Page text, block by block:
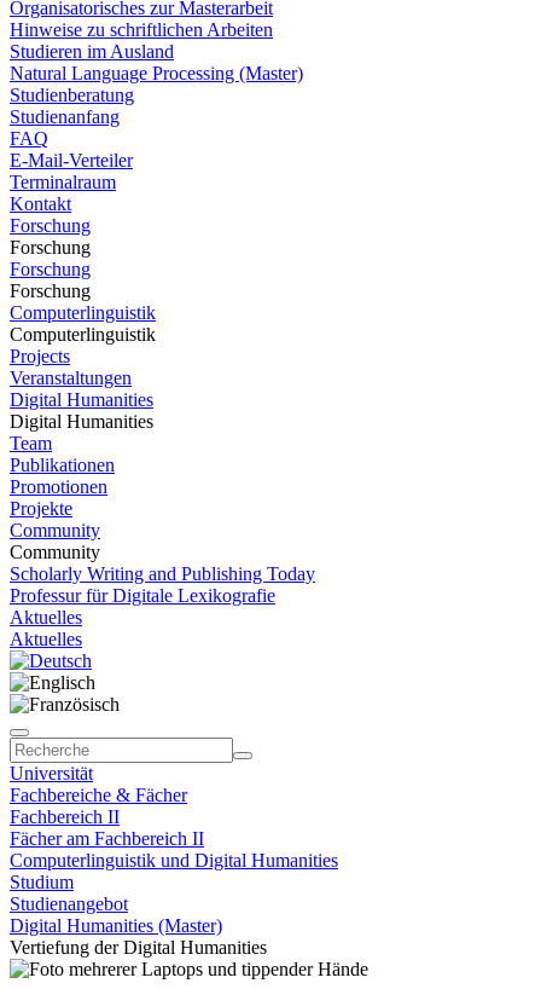
Organisatorisches zur Masterarbeit
Hinweise zu schriftlichen Arbeiten
Studieren im Ausland
Natural Language Processing (Master)
Studienberatung
Studienanfang
FAQ
E-Mail-Verteiler
Terminalraum
Kontakt
Forschung
Forschung
Forschung
Forschung
Computerlinguistik
Computerlinguistik
Projects
Veranstaltungen
Digital Humanities
Digital Humanities
Team
Publikationen
Promotionen
Projekte
Community
Community
Scholarly Writing and Publishing Today
Professur für Digitale Lexikografie
Aktuelles
Aktuelles
Universität
Fachbereiche & Fächer
Fachbereich II
Fächer am Fachbereich II
Computerlinguistik und Digital Humanities
Studium
Studienangebot
Digital Humanities (Master)
Vertiefung der Digital Humanities